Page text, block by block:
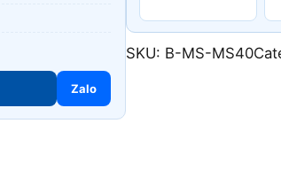
Zalo
SKU: B-MS-MS40